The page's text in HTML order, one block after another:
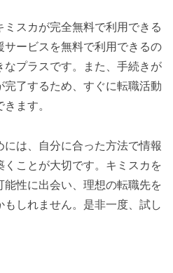
スカが完全無料で利用できる
サービスを無料で利用できるの
プラスです。また、手続きが
了するため、すぐに転職活動
ます。
は、自分に合った方法で情報
ことが大切です。キミスカを
性に出会い、理想の転職先を
しれません。是非一度、試し